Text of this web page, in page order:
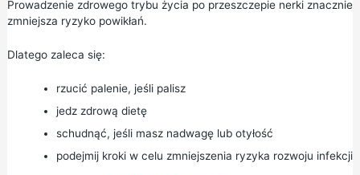
Prowadzenie zdrowego trybu życia po przeszczepie nerki znacznie
zmniejsza ryzyko powikłań.
Dlatego zaleca się:
rzucić palenie, jeśli palisz
jedz zdrową dietę
schudnąć, jeśli masz nadwagę lub otyłość
podejmij kroki w celu zmniejszenia ryzyka rozwoju infekcji